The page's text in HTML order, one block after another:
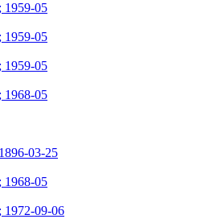
1959-05
1959-05
1959-05
1968-05
03-25
1968-05
1972-09-06